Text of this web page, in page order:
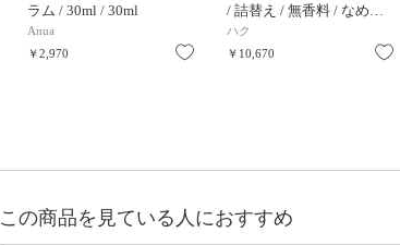
ラム / 30ml / 30ml
Anua
￥2,970
お気に入り
/ 詰替え / 無香料 / なめ…
ハク
￥10,670
この商品を見ている人におすすめ